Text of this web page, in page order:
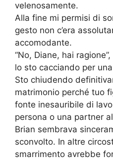
velenosamente.
Alla fine mi permisi di
gesto non c’era
accomodante.
“No, Diane, hai
lo sto cacciando per
Sto chiudendo
matrimonio perché tuo
fonte inesauribile di
persona o una partner
Brian sembrava
sconvolto. In altre
smarrimento avrebbe